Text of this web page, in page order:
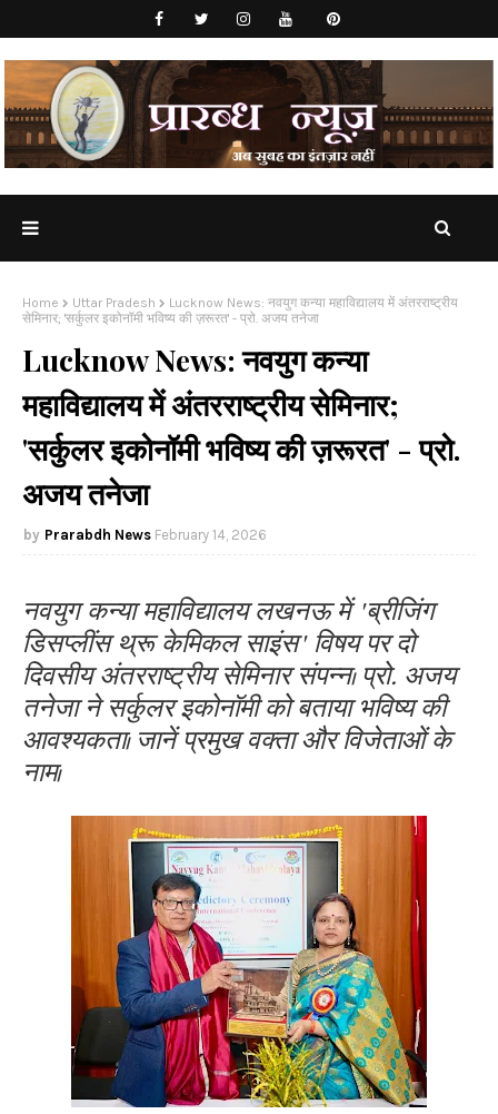
Home Uttar Pradesh
Lucknow News: नवयुग कन्या महाविद्यालय में अंतरराष्ट्रीय
सेमिनार; 'सर्कुलर इकोनॉमी भविष्य की ज़रूरत' - प्रो. अजय तनेजा
Lucknow News: नवयुग कन्या
महाविद्यालय में अंतरराष्ट्रीय सेमिनार;
'सर्कुलर इकोनॉमी भविष्य की ज़रूरत' - प्रो.
अजय तनेजा
Prarabdh News February 14, 2026
नवयुग कन्या महाविद्यालय लखनऊ में 'ब्रीजिंग
डिसप्लींस थ्रू केमिकल साइंस' विषय पर दो
दिवसीय अंतरराष्ट्रीय सेमिनार संपन्न। प्रो. अजय
तनेजा ने सर्कुलर इकोनॉमी को बताया भविष्य की
आवश्यकता। जानें प्रमुख वक्ता और विजेताओं के
नाम।